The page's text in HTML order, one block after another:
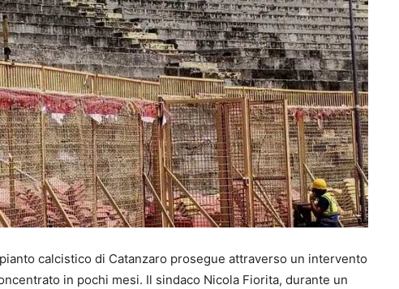
calcistico di Catanzaro prosegue attraverso un intervento
in pochi mesi. Il sindaco Nicola Fiorita, durante un